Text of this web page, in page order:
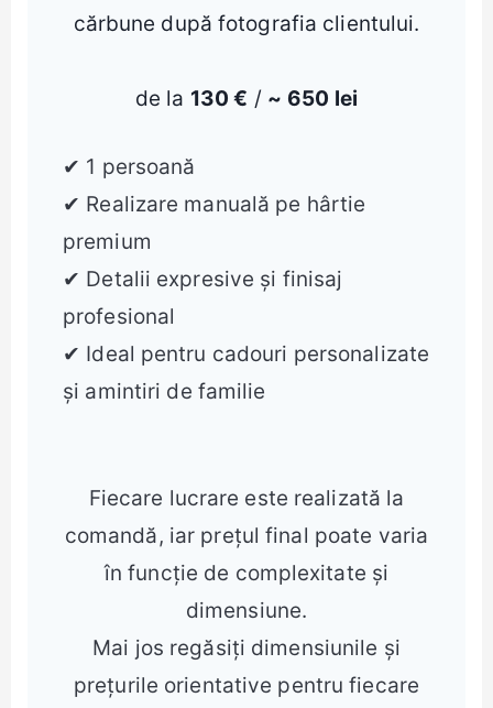
cărbune după fotografia clientului.
de la 130 € / ~ 650 lei
✔ 1 persoană
✔ Realizare manuală pe hârtie
premium
✔ Detalii expresive și finisaj
profesional
✔ Ideal pentru cadouri personalizate
și amintiri de familie
Fiecare lucrare este realizată la
comandă, iar prețul final poate varia
în funcție de complexitate și
dimensiune.
Mai jos regăsiți dimensiunile și
prețurile orientative pentru fiecare